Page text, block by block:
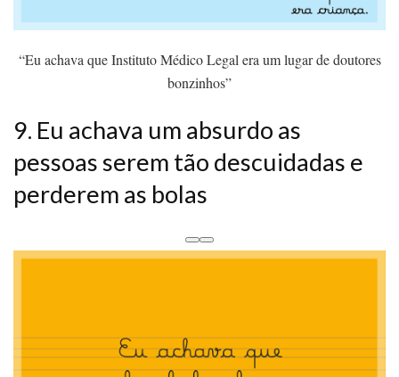
“Eu achava que Instituto Médico Legal era um lugar de doutores
bonzinhos”
9. Eu achava um absurdo as
pessoas serem tão descuidadas e
perderem as bolas